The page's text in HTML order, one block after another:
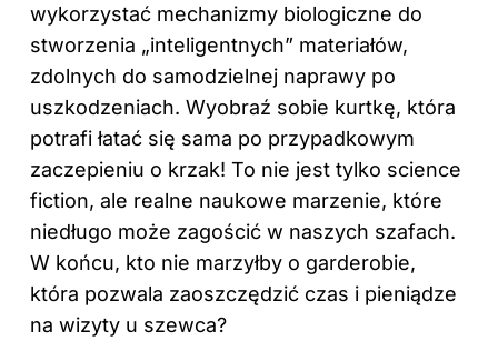
wykorzystać mechanizmy biologiczne do
stworzenia „inteligentnych” materiałów,
zdolnych do samodzielnej naprawy po
uszkodzeniach. Wyobraź sobie kurtkę, która
potrafi łatać się sama po przypadkowym
zaczepieniu o krzak! To nie jest tylko science
fiction, ale realne naukowe marzenie, które
niedługo może zagościć w naszych szafach.
W końcu, kto nie marzyłby o garderobie,
która pozwala zaoszczędzić czas i pieniądze
na wizyty u szewca?